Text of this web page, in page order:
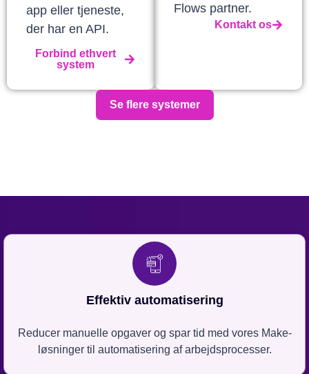
app eller tjeneste,
der har en API.
Forbind ethvert
system
Flows partner.
Kontakt os
Se flere systemer
Effektiv automatisering
Reducer manuelle opgaver og spar tid med vores Make-
løsninger til automatisering af arbejdsprocesser.